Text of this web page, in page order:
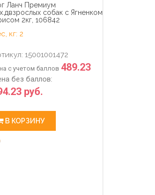
Ланч Премиум
собак с Ягненком
2кг, 106842
кг: 2
15001001472
с учетом баллов 489.23
без баллов:
руб.
В КОРЗИНУ